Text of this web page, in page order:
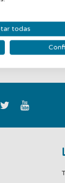
Certificado
todas